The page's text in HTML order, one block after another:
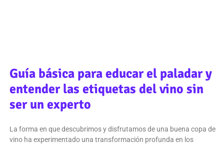
Guía básica para educar el paladar y
entender las etiquetas del vino sin
ser un experto
La forma en que descubrimos y disfrutamos de una buena copa de
vino ha experimentado una transformación profunda en los